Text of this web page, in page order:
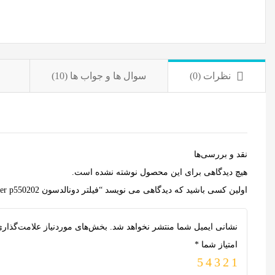
نظرات (0) سوال ها و جواب ها (10)
نقد و بررسی‌ها
هیچ دیدگاهی برای این محصول نوشته نشده است.
اولین کسی باشید که دیدگاهی می نویسد “فیلتر دونالدسون Donaldson filter p550202”
نشانی ایمیل شما منتشر نخواهد شد. بخش‌های موردنیاز
امتیاز شما *
1
2
3
4
5